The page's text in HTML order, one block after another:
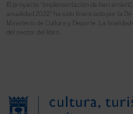
El proyecto “Implementación de
anualidad 2022” ha sido financiado por la
Ministerio de Cultura y Deporte. La
del sector del libro.